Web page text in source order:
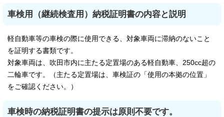
車検用（継続検査用）納税証明書の内容と説明
軽自動車等の車検の際に使用できる、対象車両に滞納のないこと
を証明する書類です。
対象車両は、吹田市内に主たる定置場のある軽自動車、250cc超の
二輪車です。（主たる定置場は、車検証の「使用の本拠の位置」
をご確認ください。）
車検時の納税証明書の提示は原則不要です。